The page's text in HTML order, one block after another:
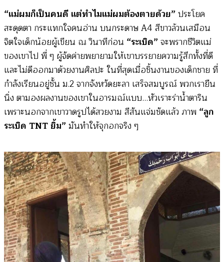
“แม่ผมก็เป็นคนดี แต่ทำไมแม่ผมต้องตายด้วย”ประโยค
สะดุดตา กระแทกใจคนอ่าน บนกระดาษ A4 สีขาวล้วนเสมือน
จิตใจเด็กน้อยผู้เขียน ณ วินาทีก่อน “ระเบิด”จะพรากชีวิตแม่
ของเขาไป พี่ ๆ ผู้จัดค่ายพยายามให้เขาบรรยายความรู้สึกทั้งที่ดี
และไม่ดีออกมาด้วยงานศิลปะ ในที่สุดเมื่อชิ้นงานของเด็กชาย ที่
กำลังเรียนอยู่ชั้น ม.2 จากจังหวัดยะลา เสร็จสมบูรณ์ พวกเรายืน
นิ่ง ตามองผลงานของเขาในอารมณ์แบบ…หัวเราะร่าน้ำตาริน
เพราะนอกจากเขาวาดรูปได้สวยงาม สีสันแจ่มชัดแล้ว ภาพ “ลูก
ระเบิด TNT ยิ้ม”มันทำให้จุกอกจริง ๆ